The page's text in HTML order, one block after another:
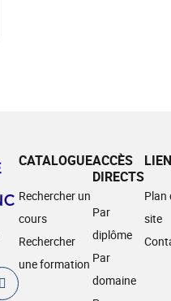
CATALOGUE
Rechercher un
cours
Rechercher
une formation
ACCÈS
DIRECTS
Par
diplôme
Par
domaine
Plan
site